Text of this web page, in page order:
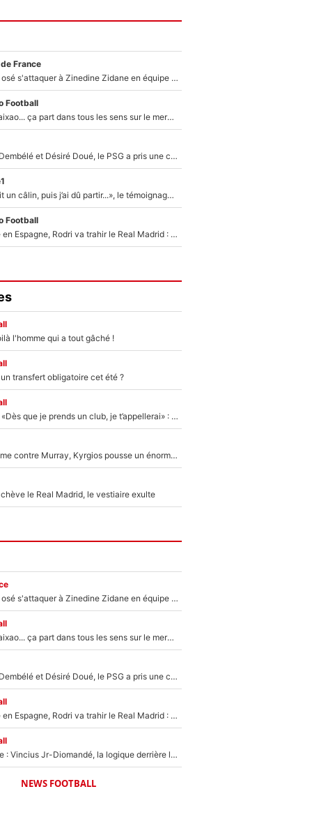
France
Franck Ribéry a osé s'attaquer à Zinedine Zidane en équipe de France : «Je n'aurais jamais fait ça»
Football
Medina, Rulli, Paixao... ça part dans tous les sens sur le mercato de l'OM : Frank McCourt va enfin récupérer l'argent qu'il attend ?
Sans Ousmane Dembélé et Désiré Doué, le PSG a pris une correction face à Majorque : Luis Enrique attend avec impatience des renforts !
F1 : « Je lui ai fait un câlin, puis j’ai dû partir...», le témoignage émouvant de Max Verstappen sur sa fille
Football
Coup de théâtre en Espagne, Rodri va trahir le Real Madrid : Le Ballon d'Or a choisi de signer au FC Barcelone !
l'homme qui a tout gâché !
transfert obligatoire cet été ?
Mercato - OM - «Dès que je prends un club, je t’appellerai» : La promesse de Marcelino au moment de claquer la porte
Victime de racisme contre Murray, Kyrgios pousse un énorme coup de gueule !
le Real Madrid, le vestiaire exulte
Franck Ribéry a osé s'attaquer à Zinedine Zidane en équipe de France : «Je n'aurais jamais fait ça»
Medina, Rulli, Paixao... ça part dans tous les sens sur le mercato de l'OM : Frank McCourt va enfin récupérer l'argent qu'il attend ?
Sans Ousmane Dembélé et Désiré Doué, le PSG a pris une correction face à Majorque : Luis Enrique attend avec impatience des renforts !
Coup de théâtre en Espagne, Rodri va trahir le Real Madrid : Le Ballon d'Or a choisi de signer au FC Barcelone !
Mercato Analyse : Vincius Jr-Diomandé, la logique derrière la concordance des temps
NEWS FOOTBALL